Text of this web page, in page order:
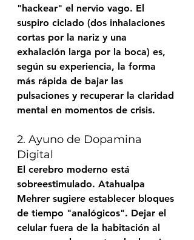
"hackear" el nervio vago. El
suspiro ciclado (dos inhalaciones
cortas por la nariz y una
exhalación larga por la boca) es,
según su experiencia, la forma
más rápida de bajar las
pulsaciones y recuperar la claridad
mental en momentos de crisis.
2. Ayuno de Dopamina
Digital
El cerebro moderno está
sobreestimulado. Atahualpa
Mehrer sugiere establecer bloques
de tiempo "analógicos". Dejar el
celular fuera de la habitación al